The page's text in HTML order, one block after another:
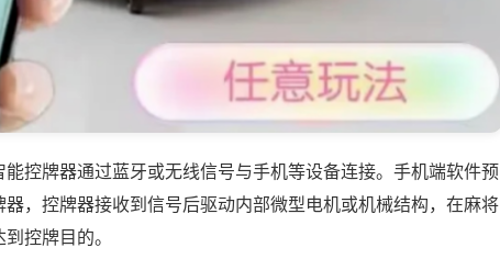
控牌器通过蓝牙或无线信号与手机等设备连接。手机端软件预
，控牌器接收到信号后驱动内部微型电机或机械结构，在麻将
控牌目的。